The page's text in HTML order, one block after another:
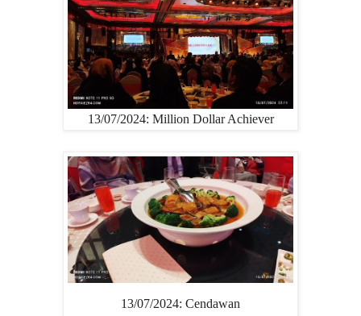
13/07/2024: Million Dollar Achiever
13/07/2024: Cendawan